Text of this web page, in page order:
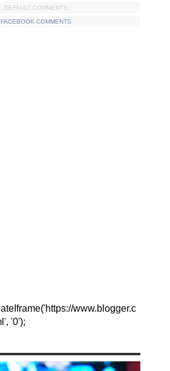
DEFAULT COMMENTS
FACEBOOK COMMENTS
www.blogger.c
'0');